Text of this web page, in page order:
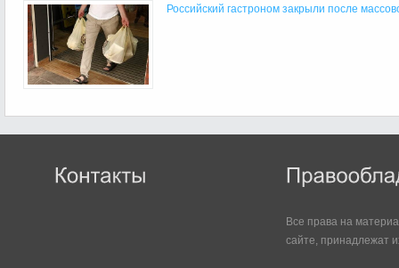
Российский гастроном закрыли после
Все права на
сайте, принадлежат